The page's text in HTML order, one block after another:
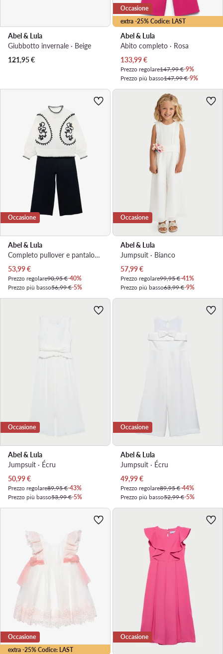
Abel & Lula
Giubbotto invernale · Beige
121,95€
extra -25% Codice: LAST
Occasione
Abel & Lula
Abito completo · Rosa
Prezzo attuale
133,99€
Prezzo regolare147,99 €-9%
Prezzo più basso147,99 €-9%
Occasione
Abel & Lula
Completo pullover e pantaloni di tessuto · Nero
Prezzo attuale
53,99€
Prezzo regolare90,95 €-40%
Prezzo più basso56,99 €-5%
Occasione
Abel & Lula
Jumpsuit · Bianco
Prezzo attuale
57,99€
Prezzo regolare99,95 €-41%
Prezzo più basso63,99 €-9%
Occasione
Abel & Lula
Jumpsuit · Écru
Prezzo attuale
50,99€
Prezzo regolare89,95 €-43%
Prezzo più basso53,99 €-5%
Occasione
Abel & Lula
Jumpsuit · Écru
Prezzo attuale
49,99€
Prezzo regolare89,95 €-44%
Prezzo più basso52,99 €-5%
extra -25% Codice: LAST
Occasione Occasione